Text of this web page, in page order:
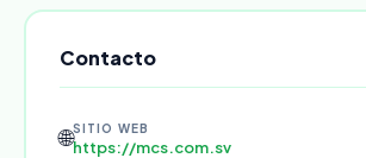
Contacto
🌐SITIO WEB
https://mcs.com.sv